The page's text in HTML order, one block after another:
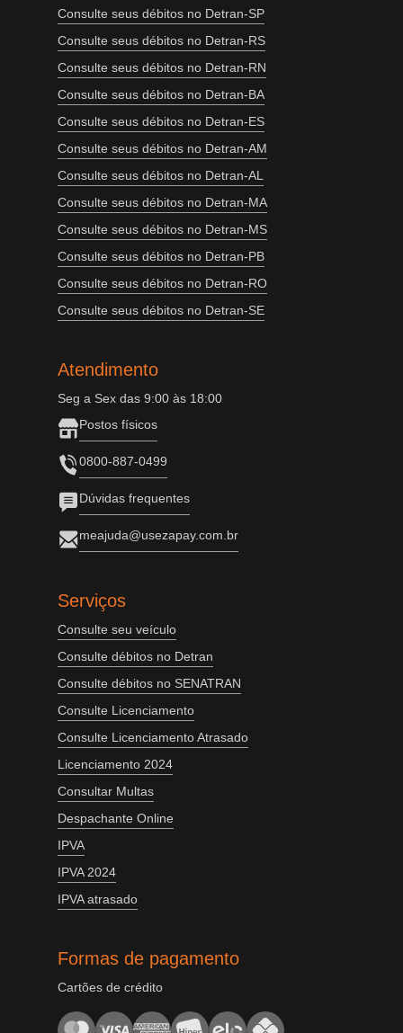
Consulte seus débitos no Detran-SP
Consulte seus débitos no Detran-RS
Consulte seus débitos no Detran-RN
Consulte seus débitos no Detran-BA
Consulte seus débitos no Detran-ES
Consulte seus débitos no Detran-AM
Consulte seus débitos no Detran-AL
Consulte seus débitos no Detran-MA
Consulte seus débitos no Detran-MS
Consulte seus débitos no Detran-PB
Consulte seus débitos no Detran-RO
Consulte seus débitos no Detran-SE
Atendimento
Seg a Sex das 9:00 às 18:00
Postos físicos
0800-887-0499
Dúvidas frequentes
meajuda@usezapay.com.br
Serviços
Consulte seu veículo
Consulte débitos no Detran
Consulte débitos no SENATRAN
Consulte Licenciamento
Consulte Licenciamento Atrasado
Licenciamento 2024
Consultar Multas
Despachante Online
IPVA
IPVA 2024
IPVA atrasado
Formas de pagamento
Cartões de crédito